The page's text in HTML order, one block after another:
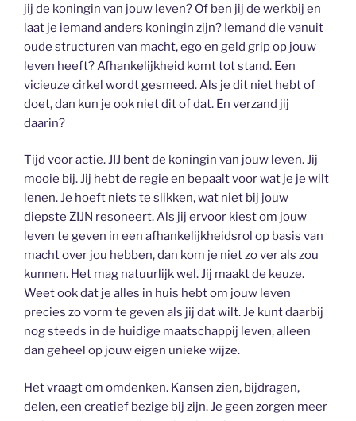
jij de koningin van jouw leven? Of ben jij de werkbij en
laat je iemand anders koningin zijn? Iemand die vanuit
oude structuren van macht, ego en geld grip op jouw
leven heeft? Afhankelijkheid komt tot stand. Een
vicieuze cirkel wordt gesmeed. Als je dit niet hebt of
doet, dan kun je ook niet dit of dat. En verzand jij
daarin?
Tijd voor actie. JIJ bent de koningin van jouw leven. Jij
mooie bij. Jij hebt de regie en bepaalt voor wat je je wilt
lenen. Je hoeft niets te slikken, wat niet bij jouw
diepste ZIJN resoneert. Als jij ervoor kiest om jouw
leven te geven in een afhankelijkheidsrol op basis van
macht over jou hebben, dan kom je niet zo ver als zou
kunnen. Het mag natuurlijk wel. Jij maakt de keuze.
Weet ook dat je alles in huis hebt om jouw leven
precies zo vorm te geven als jij dat wilt. Je kunt daarbij
nog steeds in de huidige maatschappij leven, alleen
dan geheel op jouw eigen unieke wijze.
Het vraagt om omdenken. Kansen zien, bijdragen,
delen, een creatief bezige bij zijn. Je geen zorgen meer